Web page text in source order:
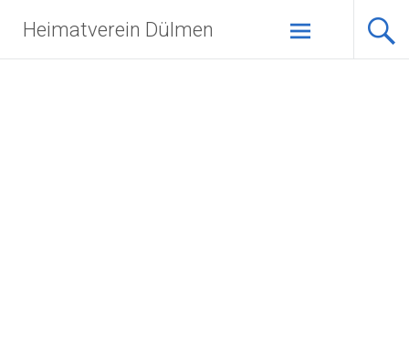
Inhalt
springen
Heimatverein Dülmen